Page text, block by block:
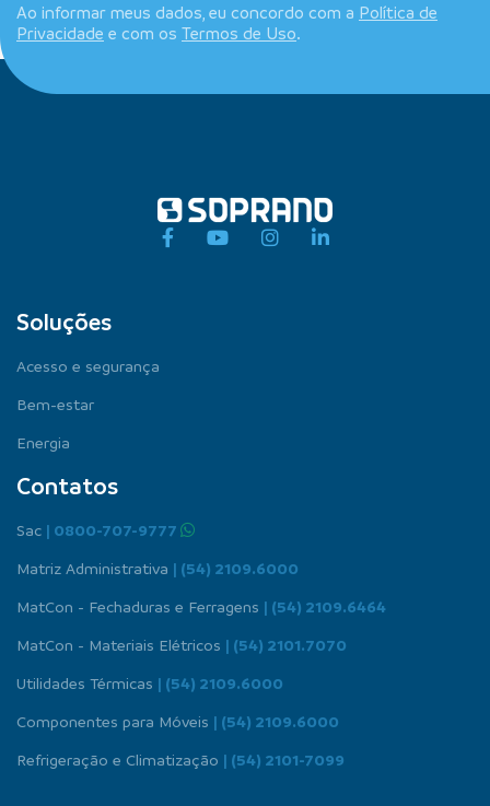
Ao informar meus dados, eu concordo com a Política de
Privacidade e com os Termos de Uso.
Soluções
Acesso e segurança
Bem-estar
Energia
Contatos
Sac | 0800-707-9777
Matriz Administrativa | (54) 2109.6000
MatCon - Fechaduras e Ferragens | (54) 2109.6464
MatCon - Materiais Elétricos | (54) 2101.7070
Utilidades Térmicas | (54) 2109.6000
Componentes para Móveis | (54) 2109.6000
Refrigeração e Climatização | (54) 2101-7099